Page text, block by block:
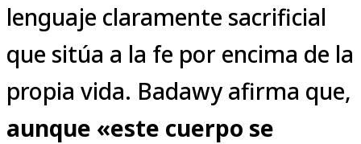
lenguaje claramente sacrificial
que sitúa a la fe por encima de la
propia vida. Badawy afirma que,
aunque «este cuerpo se